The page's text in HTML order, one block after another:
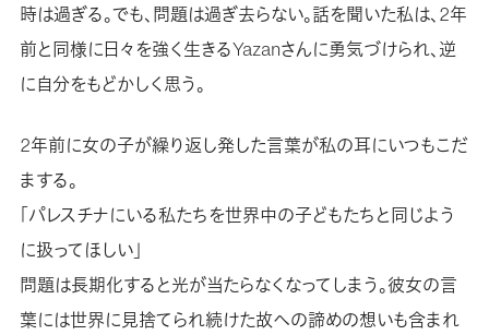
時は過ぎる。でも、問題は過ぎ去らない。話を聞いた私は、2年
前と同様に日々を強く生きるYazanさんに勇気づけられ、逆
に自分をもどかしく思う。
2年前に女の子が繰り返し発した言葉が私の耳にいつもこだ
まする。
「パレスチナにいる私たちを世界中の子どもたちと同じよう
に扱ってほしい」
問題は長期化すると光が当たらなくなってしまう。彼女の言
葉には世界に見捨てられ続けた故への諦めの想いも含まれ